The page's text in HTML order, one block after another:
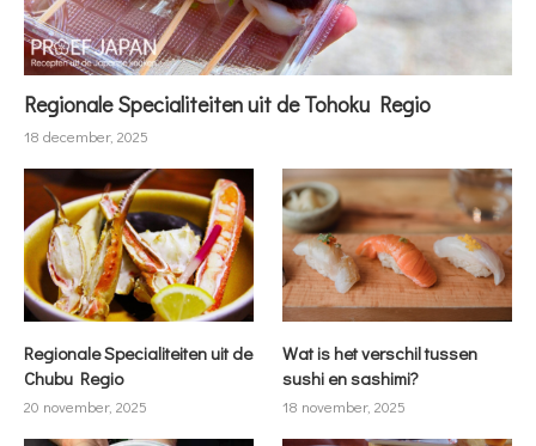
Regionale Specialiteiten uit de Tohoku Regio
18 december, 2025
Regionale Specialiteiten uit de
Chubu Regio
20 november, 2025
Wat is het verschil tussen
sushi en sashimi?
18 november, 2025